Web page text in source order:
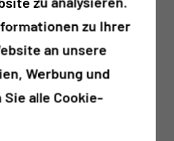
Dazu zählt das
Fälle mit
Fisteln, Rezidiven,
u.a. zu
das regionale
zu Ihrer
an unsere
Werbung und
alle Cookie-